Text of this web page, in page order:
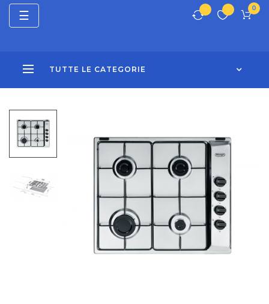
0
TUTTE LE CATEGORIE
navigazione
Toggle
☰